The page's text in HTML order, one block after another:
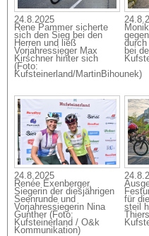
24.8.2025
Rene Pammer sicherte
sich den Sieg bei den
Herren und ließ
Vorjahressieger Max
Kirschner hinter sich
(Foto:
Kufsteinerland/MartinBihounek)
bei
24.8.2025
Renée Exenberger,
Siegerin der diesjährigen
Seenrunde und
Vorjahressiegerin Nina
Gunther (Foto:
Kufsteinerland / O&k
Kommunikation)
für
steil